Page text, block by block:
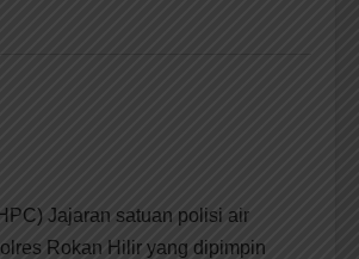
Jajaran satuan polisi air
Rokan Hilir yang dipimpin